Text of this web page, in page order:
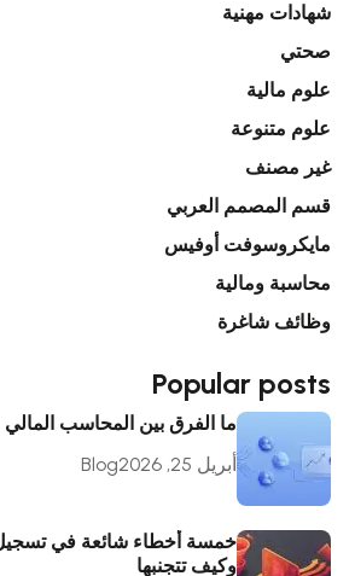
شهادات مهنية
صحتي
علوم مالية
علوم متنوعة
غير مصنف
قسم المصمم العربي
مايكروسوفت أوفيس
محاسبة ومالية
وظائف شاغرة
Popular posts
ما الفرق بين المحاسب
أبريل 25, 2026
Blog
خمسة أخطاء شائعة في تسجيل
وكيف تتجنبها